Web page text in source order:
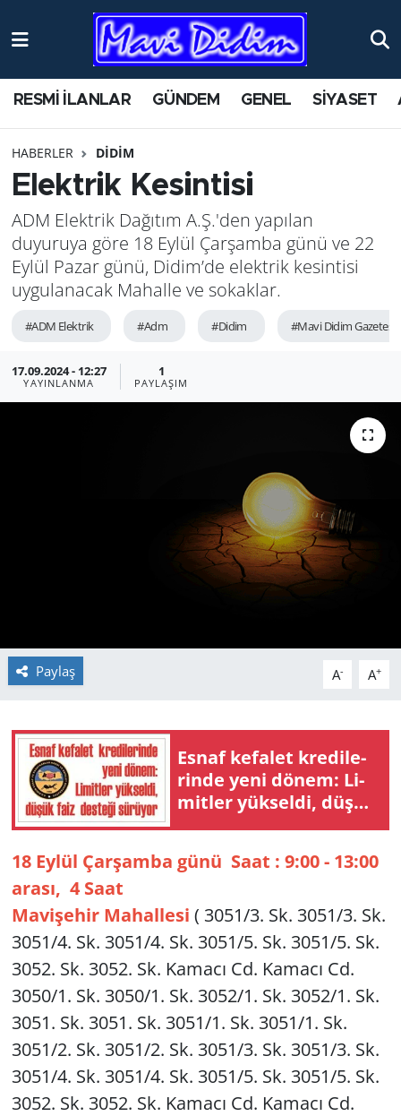
RESMİ İLANLAR GÜNDEM GENEL SİYASET
HABERLER DİDİM
Elektrik Kesintisi
ADM Elektrik Dağıtım A.Ş.'den yapılan
duyuruya göre 18 Eylül Çarşamba günü ve 22
Eylül Pazar günü, Didim’de elektrik kesintisi
uygulanacak Mahalle ve sokaklar.
#ADM Elektrik #Adm #Didim #Mavi Didim Gazetesi
17.09.2024 - 12:27
YAYINLANMA
1
PAYLAŞIM
Paylaş A- A+
Esnaf ke­fa­let kre­di­le­
rin­de yeni dönem: Li­
mit­ler yük­sel­di, düşük
faiz des­te­ği sü­rü­yor
18 Eylül Çarşamba günü Saat : 9:00 - 13:00
arası, 4 Saat
Mavişehir Mahallesi ( 3051/3. Sk. 3051/3. Sk.
3051/4. Sk. 3051/4. Sk. 3051/5. Sk. 3051/5. Sk.
3052. Sk. 3052. Sk. Kamacı Cd. Kamacı Cd.
3050/1. Sk. 3050/1. Sk. 3052/1. Sk. 3052/1. Sk.
3051. Sk. 3051. Sk. 3051/1. Sk. 3051/1. Sk.
3051/2. Sk. 3051/2. Sk. 3051/3. Sk. 3051/3. Sk.
3051/4. Sk. 3051/4. Sk. 3051/5. Sk. 3051/5. Sk.
3052. Sk. 3052. Sk. Kamacı Cd. Kamacı Cd.
ANTİK YERLER
AYDIN
ÇEVRE
EĞİTİM
GENEL
RESMİ İLANLAR
SİYASET
SPOR
Nöbetçi Eczaneler
Namaz Vakitleri
Süper Lig Puan Durumu ve Fikstür
Tüm Manşetler
Haber Arşivi